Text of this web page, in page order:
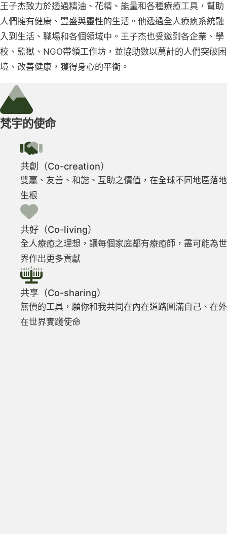
王子杰致力於透過精油、花精、能量和各種療癒工具，幫助
人們擁有健康、豐盛與靈性的生活。他透過全人療癒系統融
入到生活、職場和各個領域中。王子杰也受邀到各企業、學
校、監獄、NGO帶領工作坊，並協助數以萬計的人們突破困
境、改善健康，獲得身心的平衡。
梵宇的使命
共創（Co-creation）
雙贏、友善、和諧、互助之價值，在全球不同地區落地
生根
共好（Co-living）
全人療癒之理想，讓每個家庭都有療癒師，盡可能為世
界作出更多貢獻
共享（Co-sharing）
無價的工具，願你和我共同在內在道路圓滿自己、在外
在世界實踐使命